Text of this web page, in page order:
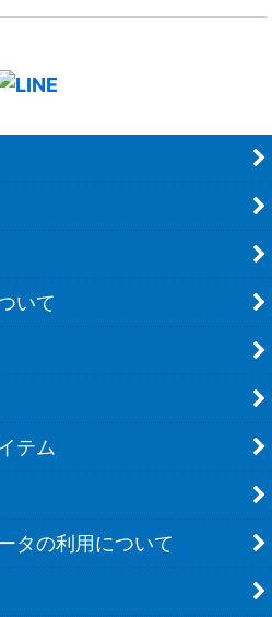
いて
テム
タの利用について